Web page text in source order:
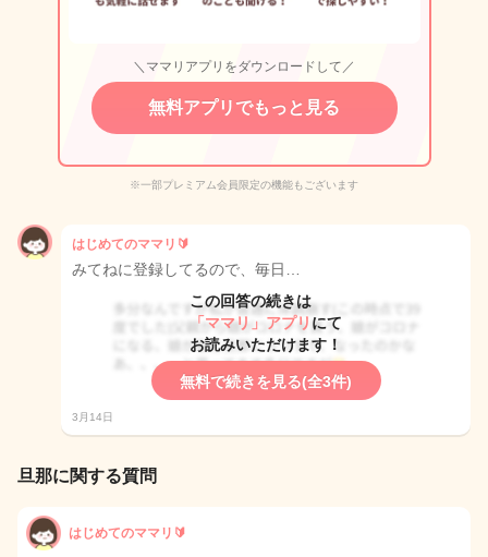
＼ママリアプリをダウンロードして／
無料アプリでもっと見る
※一部プレミアム会員限定の機能もございます
はじめてのママリ🔰
みてねに登録してるので、毎日…
この回答の続きは
「ママリ」アプリ にて
お読みいただけます！
無料で続きを見る(全3件)
3月14日
旦那に関する質問
はじめてのママリ🔰